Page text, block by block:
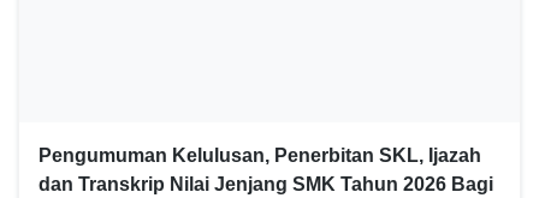
Pengumuman Kelulusan, Penerbitan SKL, Ijazah
dan Transkrip Nilai Jenjang SMK Tahun 2026 Bagi